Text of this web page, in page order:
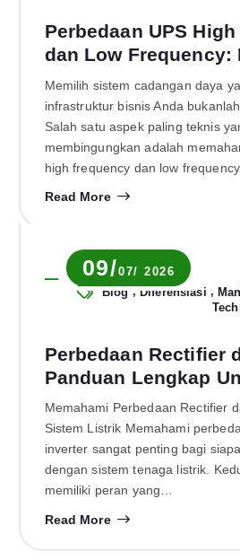
Perbedaan UPS
dan Low Frequency:
Memilih sistem cadangan daya
infrastruktur bisnis Anda
Salah satu aspek paling teknis
membingungkan adalah
high frequency dan low
Read More
09/07/ 2026
Novia Rachma
Blog ,Diferensiasi ,
Perbedaan Rectifier
Panduan Lengkap
Memahami Perbedaan Rectifier
Sistem Listrik Memahami
inverter sangat penting bagi
dengan sistem tenaga listrik.
memiliki peran yang…
Read More